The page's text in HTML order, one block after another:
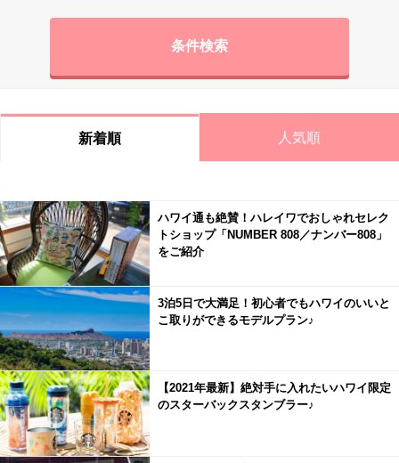
条件検索
新着順 人気順
ハワイ通も絶賛！ハレイワでおしゃれセレク
トショップ「NUMBER 808／ナンバー808」
をご紹介
3泊5日で大満足！初心者でもハワイのいいと
こ取りができるモデルプラン♪
【2021年最新】絶対手に入れたいハワイ限定
のスターバックスタンブラー♪